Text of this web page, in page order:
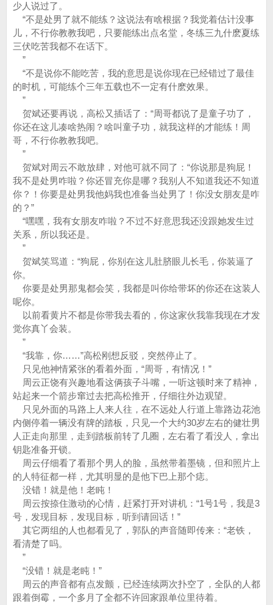
少人说过了。
“不是处男了就不能练？这说法有啥根据？我觉着估计没事
儿，不行你教教我吧，只要能练出点名堂，冬练三九什麽夏练
三伏吃苦我都不在话下。
”
“不是说你不能吃苦，我的意思是说你现在已经错过了最佳
的时机，可能练个三年五载也不一定有什麽效果。
”
贺斌还要再说，高松又插话了：“周哥都说了是童子功了，
你还在这儿凑啥热闹？啥叫童子功，就我这样的才能练！周
哥，不行你教教我吧。
”
贺斌对周云不敢放肆，对他可就不同了：“你说那是狗屁！
我不是处男咋啦？你还冒充你是哪？我别人不知道我还不知道
你？！你要是处男我他妈我也准备当处男了！你没女朋友是咋
的？”
“嘿嘿，我有女朋友咋啦？不过不好意思我还没跟她发生过
关系，所以我还是。
”
贺斌笑骂道：“狗屁，你别在这儿肚脐眼儿长毛，你装逼了
你。
你要是处男那鬼都会笑，我都是叫你给带坏的你还在这装人
呢你。
以前看黄片不都是你带我去看的，你这家伙我靠我现在才发
觉你真丫会装。
”
“我靠，你……”高松刚想反驳，突然停止了。
只见他神情紧张的看着外面，“周哥，有情况！”
周云正饶有兴趣地看这俩孩子斗嘴，一听这顿时来了精神，
站起来一个箭步窜过去把高松推开，仔细往外边观望。
只见外面的马路上人来人往，在不远处人行道上靠路边花池
内侧停着一辆没有牌的踏板，只见一个大约30岁左右的健壮男
人正走向那里，走到踏板前转了几圈，左右看了看没人，拿出
钥匙准备开锁。
周云仔细看了看那个男人的脸，虽然带着墨镜，但和照片上
的人特征都一样，尤其明显的是他下巴上那个痣。
没错！就是他！老盹！
周云按捺住激动的心情，赶紧打开对讲机：“1号1号，我是3
号，发现目标，发现目标，听到请回话！”
其它两组的人也都看见了，郭队的声音随即传来：“老铁，
看清楚了吗。
”
“没错！就是老盹！”
周云的声音都有点发颤，已经连续两次扑空了，全队的人都
跟着倒霉，一个多月了全都不许回家跟单位里待着。